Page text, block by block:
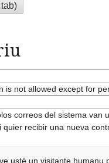
is not allowed except for
correos del sistema
recibir una nueva
usté un visitante